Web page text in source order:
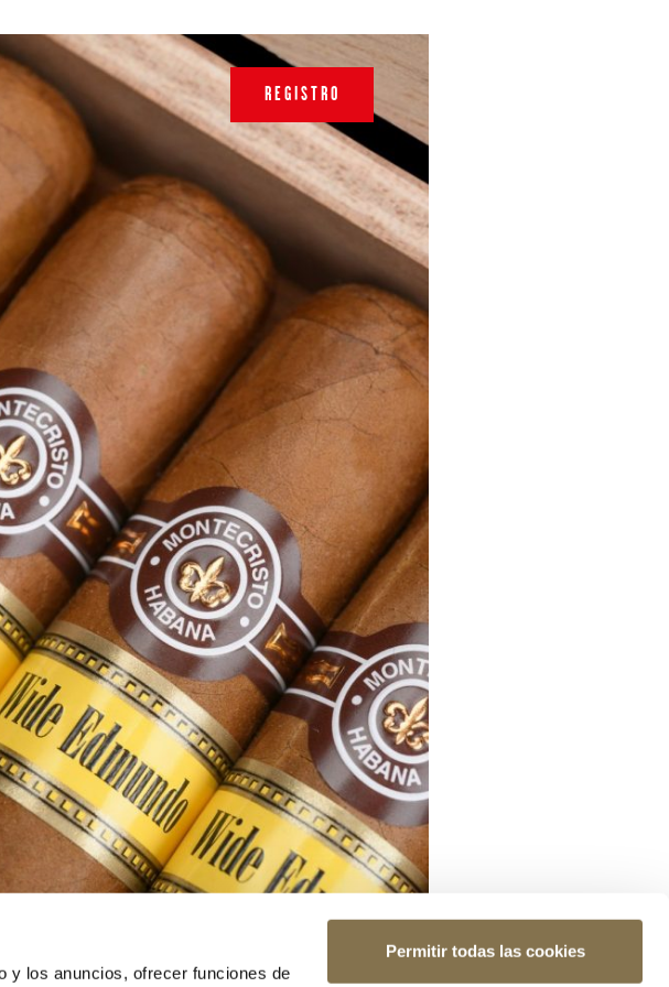
y los anuncios, ofrecer funciones de
Permitir todas las cookies
REGISTRO